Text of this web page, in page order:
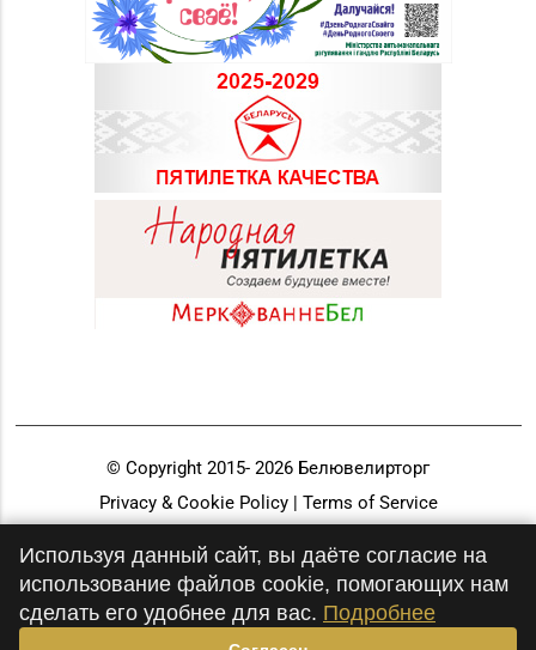
© Copyright 2015- 2026 Белювелирторг
Privacy & Cookie Policy | Terms of Service
Используя данный сайт, вы даёте согласие на
использование файлов cookie, помогающих нам
сделать его удобнее для вас. Подробнее